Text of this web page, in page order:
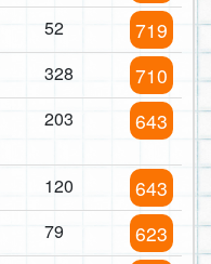
52 719
328 710
203 643
120 643
79 623